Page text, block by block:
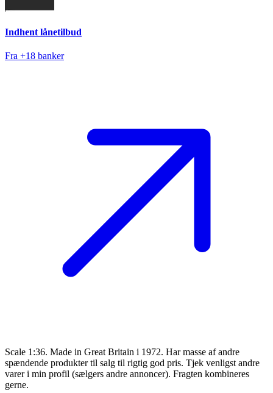
Indhent lånetilbud
Fra +18 banker
Scale 1:36. Made in Great Britain i 1972. Har masse af andre
spændende produkter til salg til rigtig god pris. Tjek venligst andre
varer i min profil (sælgers andre annoncer). Fragten kombineres
gerne.